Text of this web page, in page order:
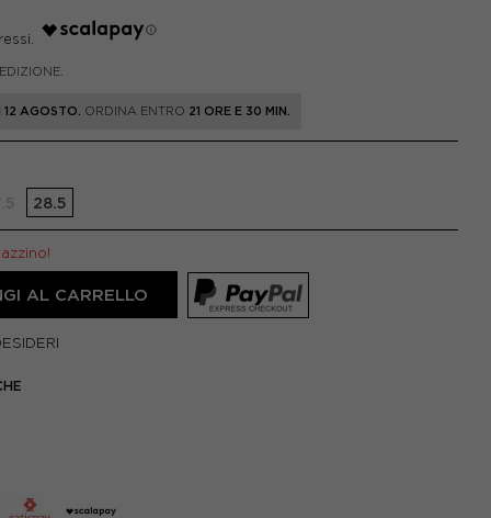
12 AGOSTO. ORDINA ENTRO 21 ORE E 30 MIN.
28.5
AL CARRELLO